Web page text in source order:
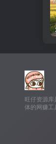
旺仔资源
体的网赚工